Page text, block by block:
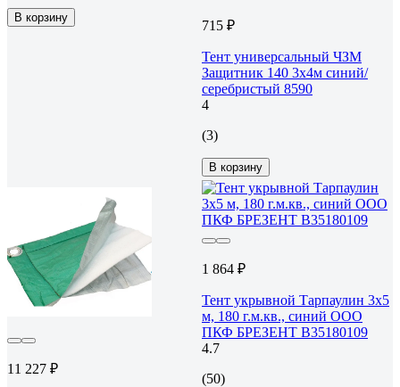
В корзину
715 ₽
Тент универсальный ЧЗМ
Защитник 140 3х4м синий/
серебристый 8590
4
(3)
В корзину
11 227 ₽
1 864 ₽
Тент укрывной Тарпаулин 3х5
м, 180 г.м.кв., синий ООО
ПКФ БРЕЗЕНТ В35180109
4.7
(50)